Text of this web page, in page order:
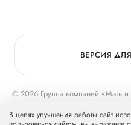
Медицинский туризм
© 2026 Группа компаний
Группу компаний «Мать и дитя».
ВЕРСИЯ
В целях улучшения работы сайт